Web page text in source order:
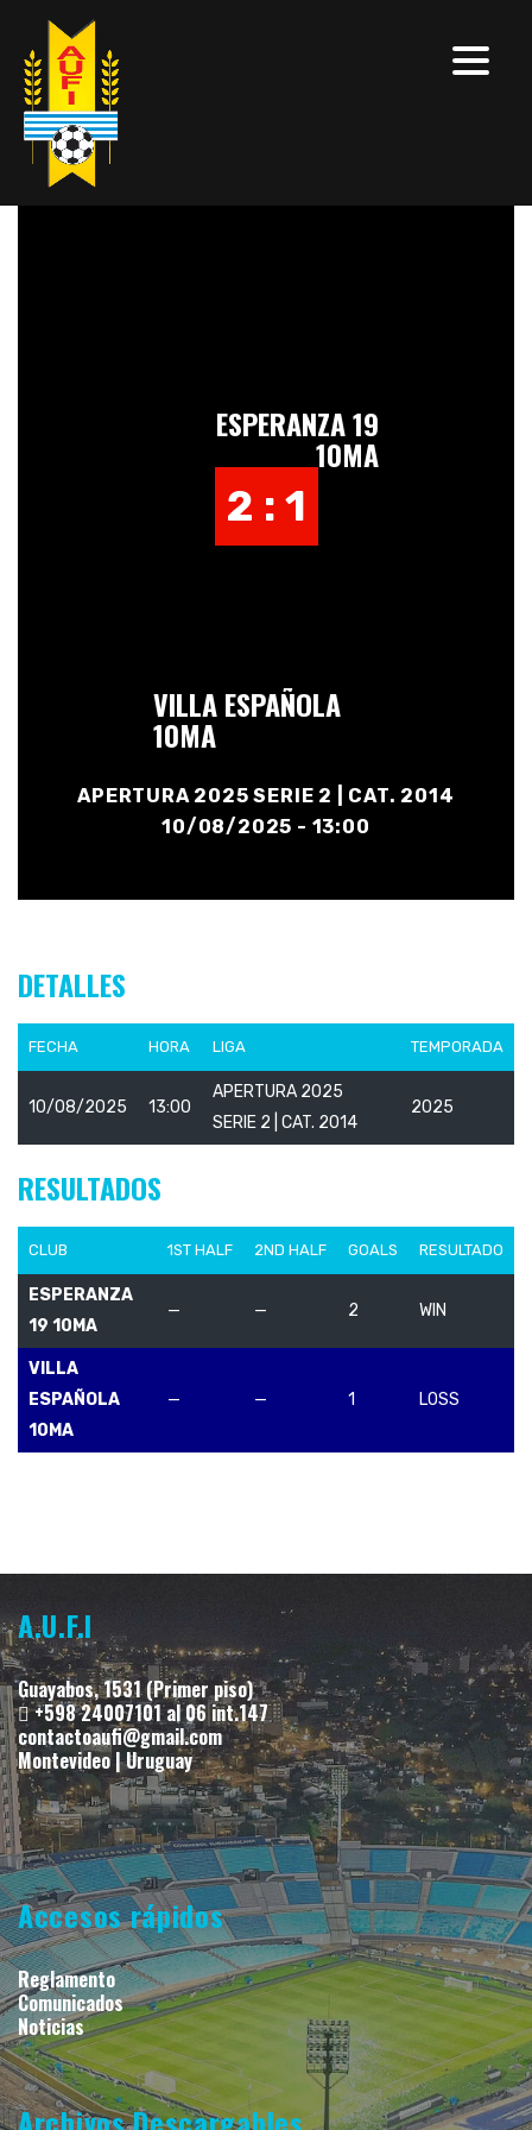
ESPERANZA 19
10MA
2 : 1
VILLA ESPAÑOLA
10MA
APERTURA 2025 SERIE 2 | CAT. 2014
10/08/2025 - 13:00
DETALLES
FECHA HORA LIGA TEMPORADA
10/08/2025 13:00
APERTURA 2025
SERIE 2 | CAT. 2014
2025
RESULTADOS
CLUB 1ST HALF 2ND HALF GOALS RESULTADO
ESPERANZA
19 10MA
— — 2 WIN
VILLA
ESPAÑOLA
10MA
— — 1 LOSS
A.U.F.I
Guayabos, 1531 (Primer piso)
+598 24007101 al 06 int.147
contactoaufi@gmail.com
Montevideo | Uruguay
Accesos rápidos
Reglamento
Comunicados
Noticias